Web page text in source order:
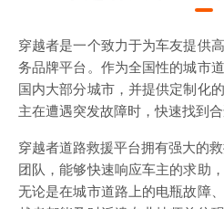
穿越者是一个致力于为车友提供
务品牌平台。作为全国性的城市
国内大部分城市，并提供定制化
主在遭遇突发故障时，快速找到合
穿越者道路救援平台拥有强大的
团队，能够快速响应车主的求助
无论是在城市道路上的电瓶故障